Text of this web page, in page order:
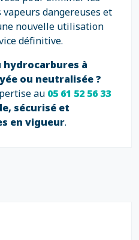
dangereuses et
nouvelle utilisation
définitive.
hydrocarbures à
ou neutralisée ?
au 05 61 52 56 33
sécurisé et
en vigueur.